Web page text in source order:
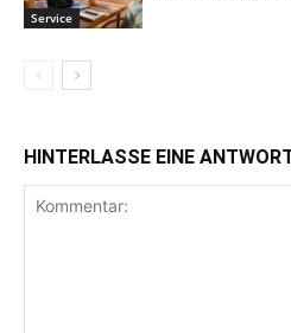
Service
HINTERLASSE EINE